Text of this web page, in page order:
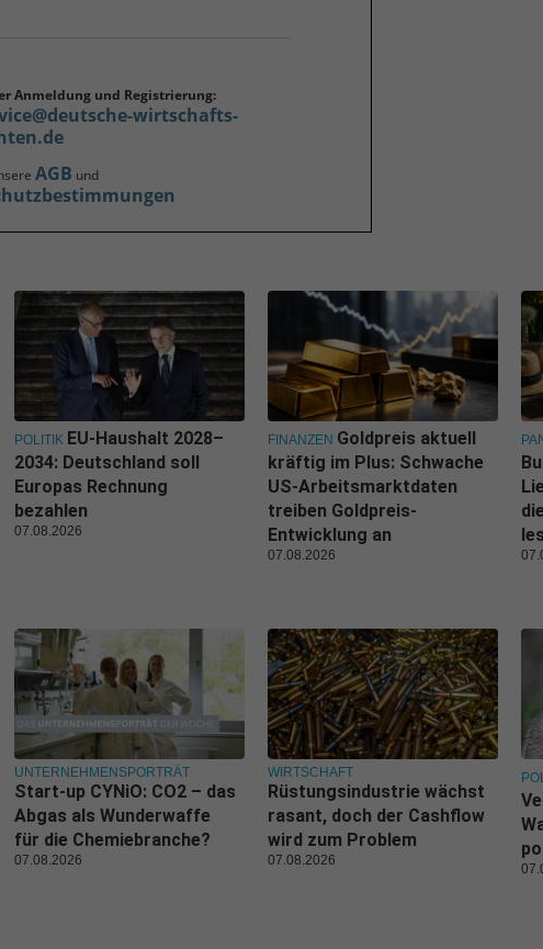
Anmeldung und Registrierung:
wirtschafts-
AGB und
POLITIK EU-Haushalt 2028–
2034: Deutschland soll
Europas Rechnung
bezahlen
07.08.2026
FINANZEN Goldpreis aktuell
kräftig im Plus: Schwache
US-Arbeitsmarktdaten
treiben Goldpreis-
Entwicklung an
07.08.2026
UNTERNEHMENSPORTRÄT
Start-up CYNiO: CO2 – das
Abgas als Wunderwaffe
für die Chemiebranche?
07.08.2026
WIRTSCHAFT
Rüstungsindustrie wächst
rasant, doch der Cashflow
wird zum Problem
07.08.2026